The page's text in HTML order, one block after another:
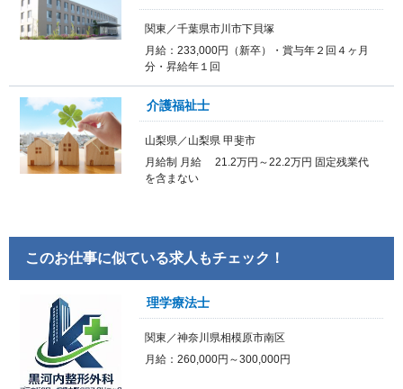
関東／千葉県市川市下貝塚
月給：233,000円（新卒）・賞与年２回４ヶ月
分・昇給年１回
介護福祉士
山梨県／山梨県 甲斐市
月給制 月給 21.2万円～22.2万円 固定残業代
を含まない
このお仕事に似ている求人もチェック！
理学療法士
関東／神奈川県相模原市南区
月給：260,000円～300,000円